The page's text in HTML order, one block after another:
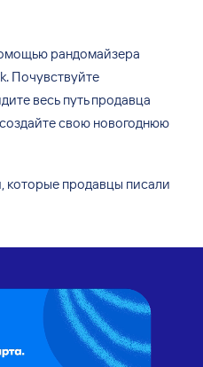
рандомайзера
Почувствуйте
весь путь продавца
создайте свою новогоднюю
которые продавцы писали